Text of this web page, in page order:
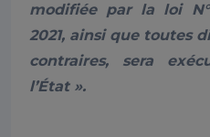
modifiée par la loi
2021, ainsi que toutes
contraires, sera
l’État ».